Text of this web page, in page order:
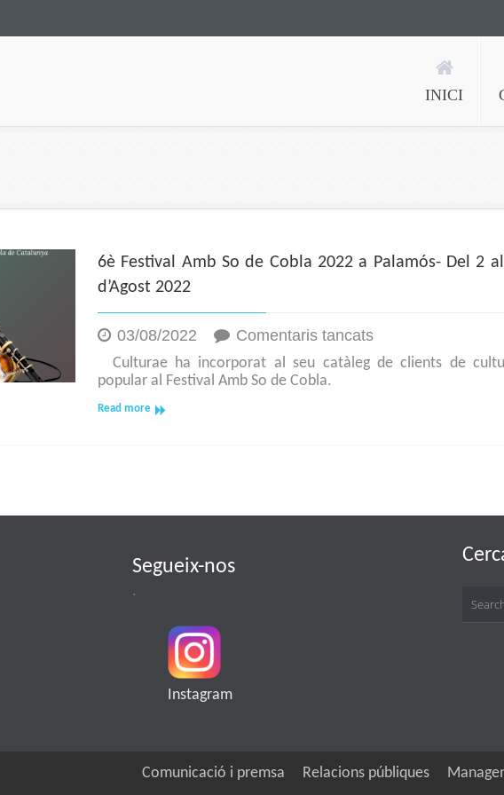
INICI
6è Festival Amb So de Cobla 2022 a Palamós- Del 2
d’Agost 2022
03/08/2022 Comentaris tancatsa
6è
Festival
Del
Culturae ha incorporat al seu catàleg de clients de
popular al Festival Amb So de Cobla.
Read more
Segueix-nos
.
Instagram
Comunicació i premsa Relacions públiques